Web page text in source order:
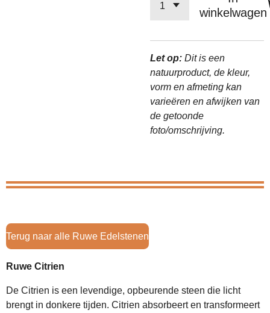
winkelwagen
Let op: Dit is een
natuurproduct, de kleur,
vorm en afmeting kan
varieëren en afwijken van
de getoonde
foto/omschrijving.
Terug naar alle Ruwe Edelstenen
Ruwe Citrien
De Citrien is een levendige, opbeurende steen die licht
brengt in donkere tijden. Citrien absorbeert en transformeert